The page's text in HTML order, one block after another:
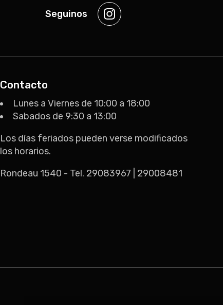
Seguinos
Instagram
Contacto
Lunes a Viernes de 10:00 a 18:00
Sabados de 9:30 a 13:00
Los días feriados pueden verse modificados
los horarios.
Rondeau 1540 - Tel. 29083967 | 29008481